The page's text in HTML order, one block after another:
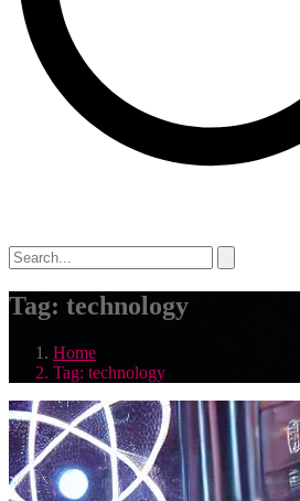
Tag: technology
Home
Tag: technology